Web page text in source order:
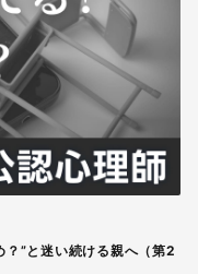
？”と迷い続ける親へ（第2